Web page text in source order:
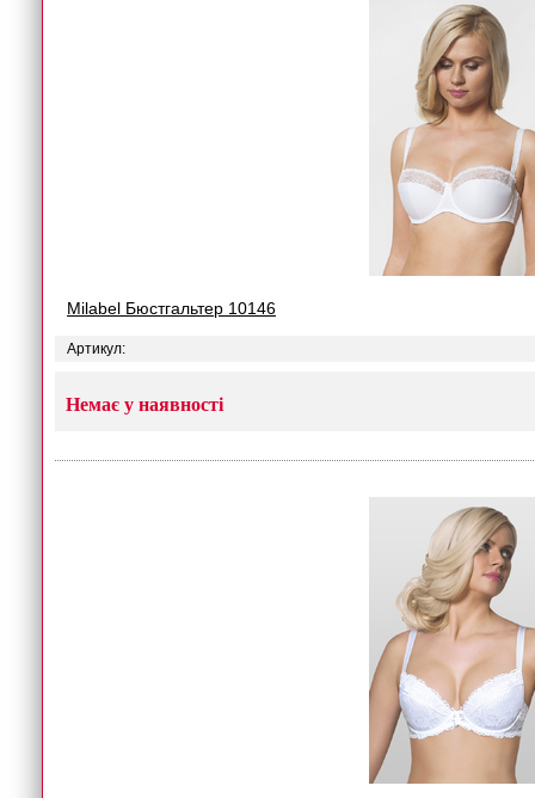
Milabel Бюстгальтер 10146
Артикул:
Немає у наявності